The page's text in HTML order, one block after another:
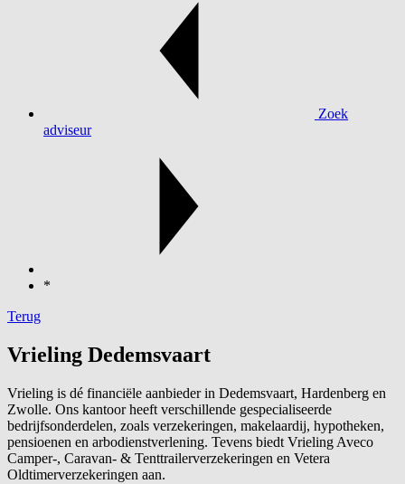
Zoek
adviseur
*
Terug
Vrieling Dedemsvaart
Vrieling is dé financiële aanbieder in Dedemsvaart, Hardenberg en
Zwolle. Ons kantoor heeft verschillende gespecialiseerde
bedrijfsonderdelen, zoals verzekeringen, makelaardij, hypotheken,
pensioenen en arbodienstverlening. Tevens biedt Vrieling Aveco
Camper-, Caravan- & Tenttrailerverzekeringen en Vetera
Oldtimerverzekeringen aan.